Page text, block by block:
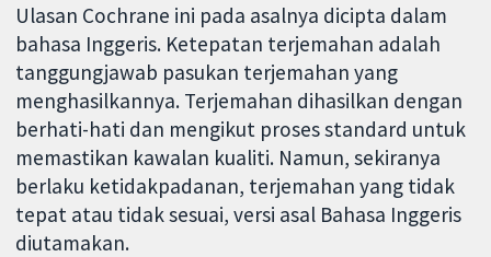
Ulasan Cochrane ini pada asalnya dicipta dalam
bahasa Inggeris. Ketepatan terjemahan adalah
tanggungjawab pasukan terjemahan yang
menghasilkannya. Terjemahan dihasilkan dengan
berhati-hati dan mengikut proses standard untuk
memastikan kawalan kualiti. Namun, sekiranya
berlaku ketidakpadanan, terjemahan yang tidak
tepat atau tidak sesuai, versi asal Bahasa Inggeris
diutamakan.